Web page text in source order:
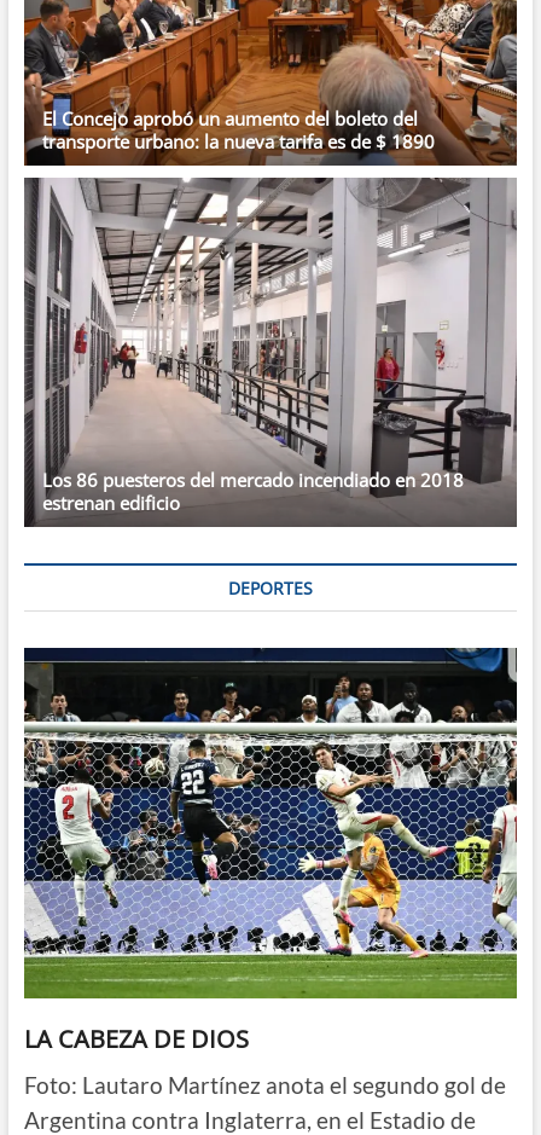
El Concejo aprobó un aumento del boleto del
transporte urbano: la nueva tarifa es de $ 1890
Los 86 puesteros del mercado incendiado en 2018
estrenan edificio
DEPORTES
LA CABEZA DE DIOS
Foto: Lautaro Martínez anota el segundo gol de
Argentina contra Inglaterra, en el Estadio de